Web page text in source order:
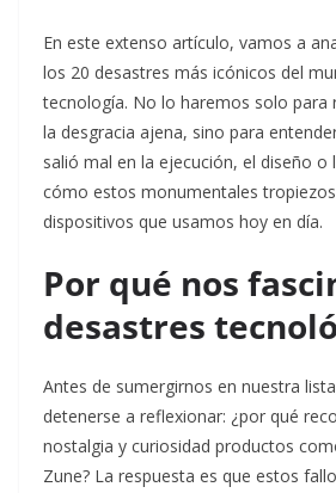
En este extenso artículo, vamos a
los 20 desastres más icónicos del
tecnología. No lo haremos solo para
la desgracia ajena, sino para
salió mal en la ejecución, el diseño o
cómo estos monumentales
dispositivos que usamos hoy en día.
Por qué nos
desastres
Antes de sumergirnos en nuestra
detenerse a reflexionar: ¿por qué
nostalgia y curiosidad productos
Zune? La respuesta es que estos